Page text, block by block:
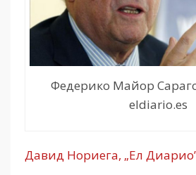
Федерико Майор
eldiario.es
Давид Нориега, „Ел